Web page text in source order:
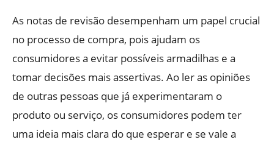
As notas de revisão desempenham um papel crucial
no processo de compra, pois ajudam os
consumidores a evitar possíveis armadilhas e a
tomar decisões mais assertivas. Ao ler as opiniões
de outras pessoas que já experimentaram o
produto ou serviço, os consumidores podem ter
uma ideia mais clara do que esperar e se vale a